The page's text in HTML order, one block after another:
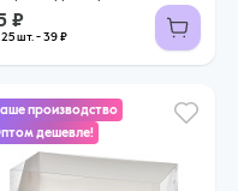
₽
25 шт. - 39 ₽
производство
дешевле!